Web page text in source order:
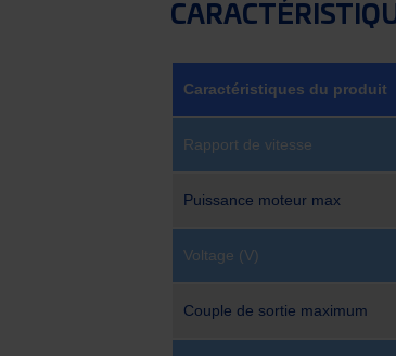
Caractéristiques du produit
Rapport de vitesse
Puissance moteur max
Voltage (V)
Couple de sortie maximum